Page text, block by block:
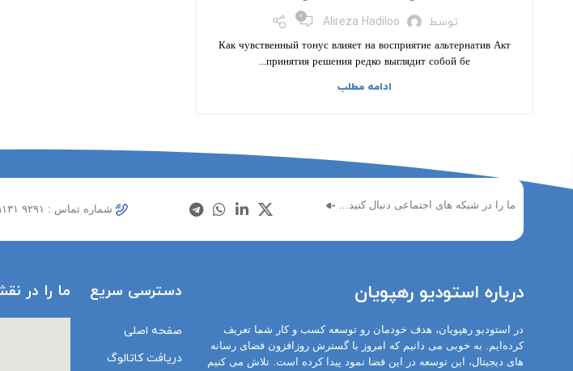
توسط Alireza Hadiloo ۰
Как чувственный тонус влияет на восприятие альтернатив Акт
принятия решения редко выглядит собой бе...
ادامه مطلب
ما را در شبکه های اجتماعی دنبال کنید… شماره تماس : ۹۲۹۱ ۹۱۳۱ – ۰۲۱
درباره استودیو رهپویان
در استودیو رهپویان، هدف خودمان رو توسعه کسب و کار شما تعریف
کرده‌ایم. به خوبی می دانیم که امروز با گسترش روزافزون فضای رسانه
های دیجیتال، این توسعه در این فضا نمود پیدا کرده است. تلاش می کنیم
دسترسی سریع
صفحه اصلی
دریافت کاتالوگ
ما را در